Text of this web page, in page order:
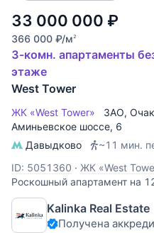
33 000 000 ₽
366 000 ₽/м2
3-комн. апартаменты
этаже
West Tower
ЖК «West Tower» ЗАО,
Аминьевское шоссе, 6
Давыдково
~11 мин.
ID: 5051360 · ЖК «West
Роскошный апартамент на
комплекса West Tower. Этот
личного проживания или
доходностью. Панорамные
Kalinka Real Estate
Получена